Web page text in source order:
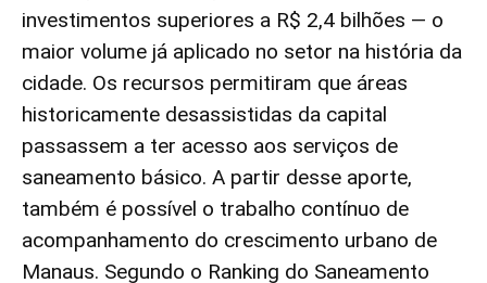
investimentos superiores a R$ 2,4 bilhões — o
maior volume já aplicado no setor na história da
cidade. Os recursos permitiram que áreas
historicamente desassistidas da capital
passassem a ter acesso aos serviços de
saneamento básico. A partir desse aporte,
também é possível o trabalho contínuo de
acompanhamento do crescimento urbano de
Manaus. Segundo o Ranking do Saneamento